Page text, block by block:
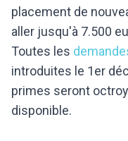
placement de
aller jusqu'à 7.500
​Toutes les
introduites le 1er
primes seront
disponible.